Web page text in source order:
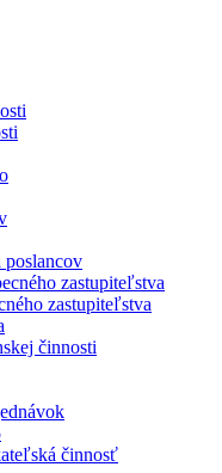
poslancov
zastupiteľstva
zastupiteľstva
činnosti
činnosť